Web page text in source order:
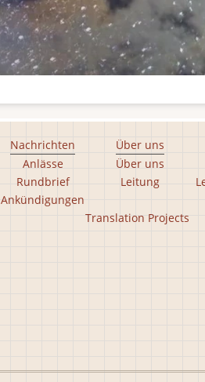
Nachrichten
Anlässe
Rundbrief
Ankündigungen
Über uns
Über uns
Leitung
Translation Projects